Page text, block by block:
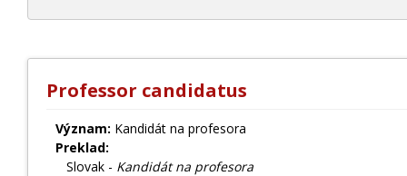
Professor candidatus
Význam: Kandidát na profesora
Preklad:
Slovak - Kandidát na profesora